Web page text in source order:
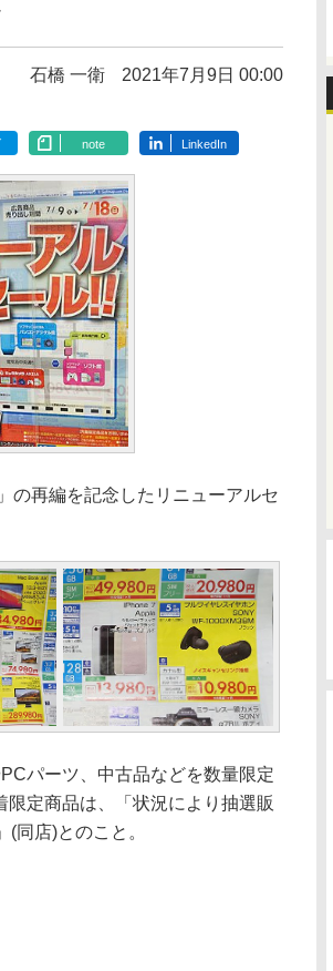
石橋 一衛 2021年7月9日 00:00
note LinkedIn
再編を記念したリニューアルセ
パーツ、中古品などを数量限定
定商品は、「状況により抽選販
同店)とのこと。